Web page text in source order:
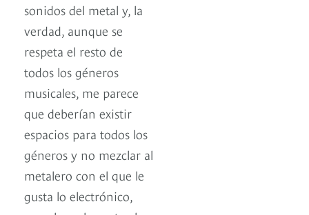
sonidos del metal y, la
verdad, aunque se
respeta el resto de
todos los géneros
musicales, me parece
que deberían existir
espacios para todos los
géneros y no mezclar al
metalero con el que le
gusta lo electrónico,